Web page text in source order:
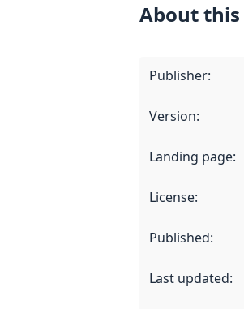
About this
Publisher:
Version:
Landing page:
License:
Published:
Last updated: